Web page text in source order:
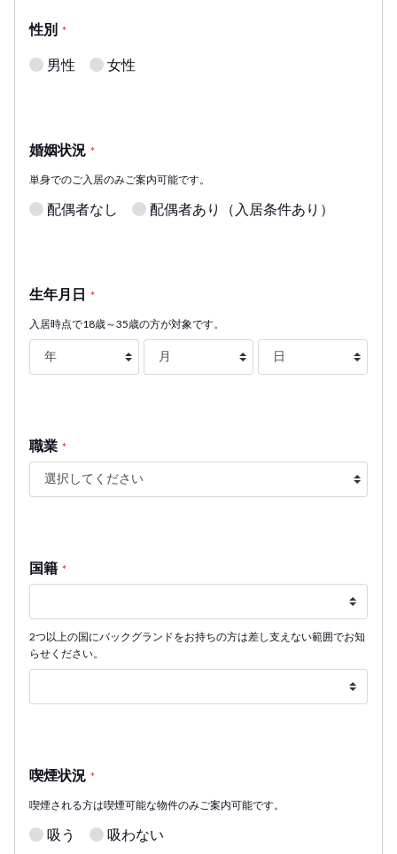
性別 *
男性 女性
婚姻状況 *
単身でのご入居のみご案内可能です。
配偶者なし 配偶者あり（入居条件あり）
生年月日 *
入居時点で18歳～35歳の方が対象です。
職業 *
国籍 *
2つ以上の国にバックグランドをお持ちの方は差し支えない範囲でお知
らせください。
喫煙状況 *
喫煙される方は喫煙可能な物件のみご案内可能です。
吸う 吸わない